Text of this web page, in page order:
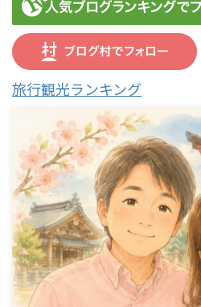
旅行観光ランキング